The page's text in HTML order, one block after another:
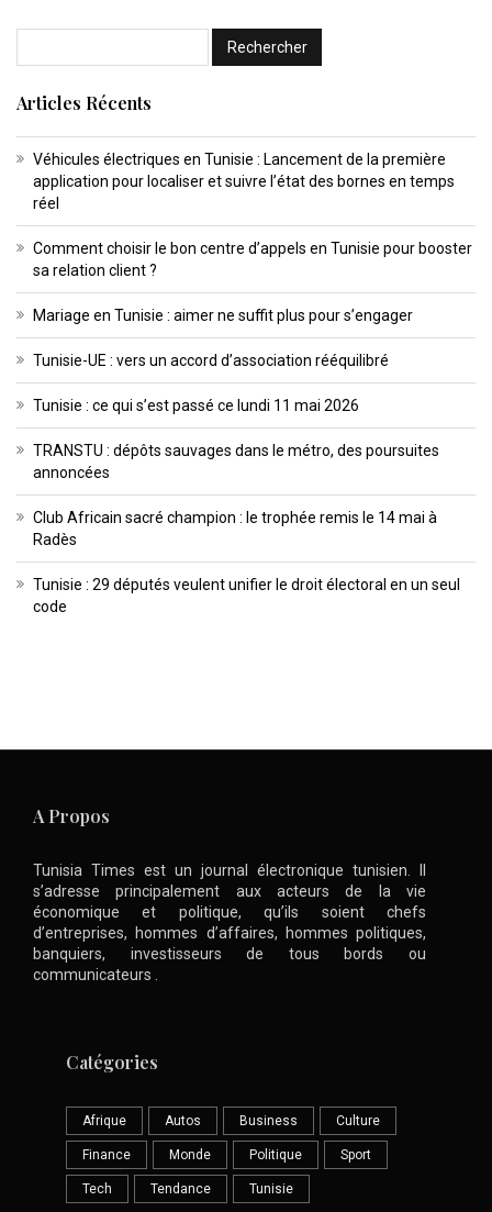
Articles Récents
Véhicules électriques en Tunisie : Lancement de la première
application pour localiser et suivre l’état des bornes en temps
réel
Comment choisir le bon centre d’appels en Tunisie pour booster
sa relation client ?
Mariage en Tunisie : aimer ne suffit plus pour s’engager
Tunisie-UE : vers un accord d’association rééquilibré
Tunisie : ce qui s’est passé ce lundi 11 mai 2026
TRANSTU : dépôts sauvages dans le métro, des poursuites
annoncées
Club Africain sacré champion : le trophée remis le 14 mai à
Radès
Tunisie : 29 députés veulent unifier le droit électoral en un seul
code
A Propos
Tunisia Times est un journal électronique tunisien. Il
s’adresse principalement aux acteurs de la vie
économique et politique, qu’ils soient chefs
d’entreprises, hommes d’affaires, hommes politiques,
banquiers, investisseurs de tous bords ou
communicateurs .
Catégories
Afrique Autos Business Culture
Finance Monde Politique Sport
Tech Tendance Tunisie